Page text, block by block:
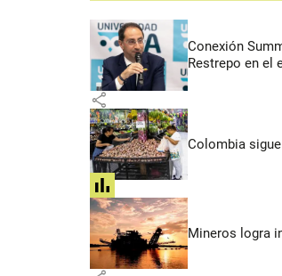
Conexión
Restrepo en el
share
Colombia
share
Mineros logra